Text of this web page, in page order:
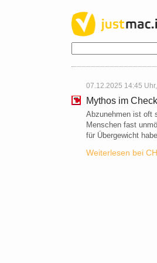
07.12.2025 14:45
Mythos im
Abzunehmen ist oft
Menschen fast
für Übergewicht
Weiterlesen bei